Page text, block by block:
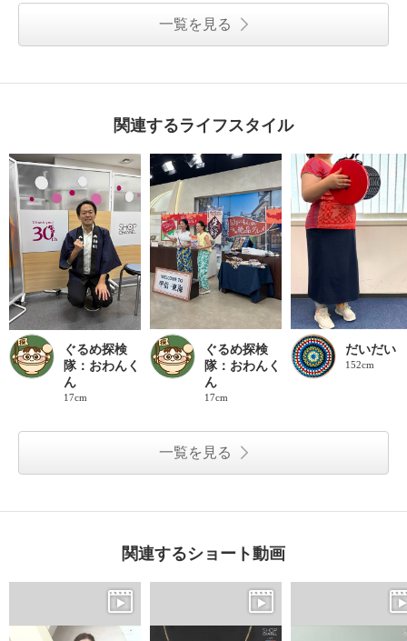
一覧を見る
関連するライフスタイル
ぐるめ探検
隊：おわんく
ん
17cm
ぐるめ探検
隊：おわんく
ん
17cm
だいだい
152cm
一覧を見る
関連するショート動画